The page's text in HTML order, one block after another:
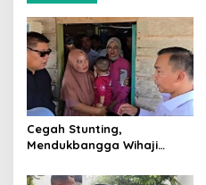
Cegah Stunting,
Mendukbangga Wihaji
Bantu Rumah Layak Huni